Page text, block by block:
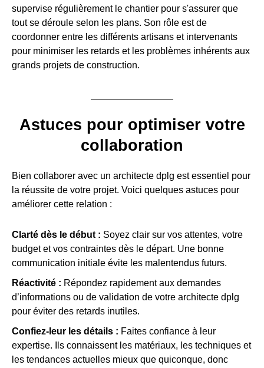
supervise régulièrement le chantier pour s'assurer que
tout se déroule selon les plans. Son rôle est de
coordonner entre les différents artisans et intervenants
pour minimiser les retards et les problèmes inhérents aux
grands projets de construction.
Astuces pour optimiser votre
collaboration
Bien collaborer avec un architecte dplg est essentiel pour
la réussite de votre projet. Voici quelques astuces pour
améliorer cette relation :
Clarté dès le début : Soyez clair sur vos attentes, votre
budget et vos contraintes dès le départ. Une bonne
communication initiale évite les malentendus futurs.
Réactivité : Répondez rapidement aux demandes
d’informations ou de validation de votre architecte dplg
pour éviter des retards inutiles.
Confiez-leur les détails : Faites confiance à leur
expertise. Ils connaissent les matériaux, les techniques et
les tendances actuelles mieux que quiconque, donc